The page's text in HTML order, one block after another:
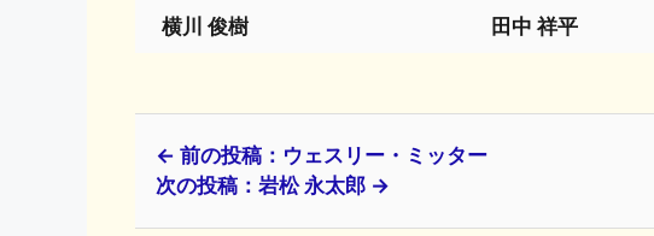
横川 俊樹 田中 祥平
← 前の投稿：ウェスリー・ミッター
次の投稿：岩松 永太郎 →